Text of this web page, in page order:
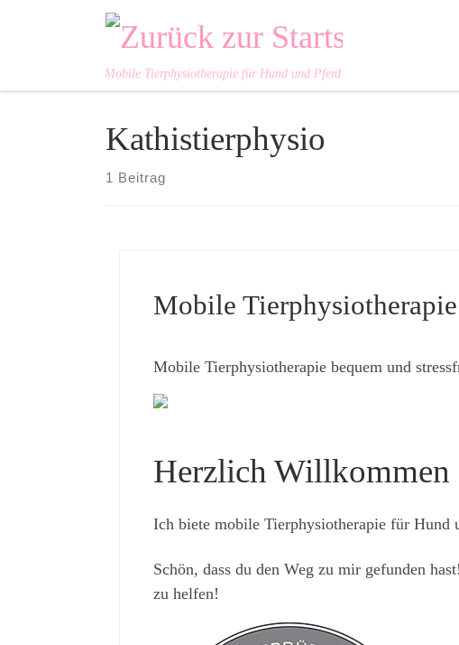
Zum Inhalt springen
Mobile Tierphysiotherapie für Hund und Pferd
Kathistierphysio
1 Beitrag
Mobile
Mobile Tierphysiotherapie bequem und
Herzlich Willkommen
Ich biete mobile Tierphysiotherapie für
Schön, dass du den Weg zu mir gefunden
zu helfen!